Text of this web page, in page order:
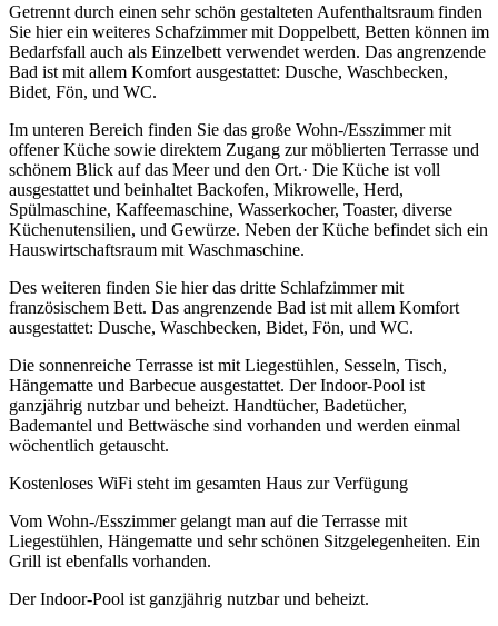
Getrennt durch einen sehr schön gestalteten Aufenthaltsraum finden
Sie hier ein weiteres Schafzimmer mit Doppelbett, Betten können im
Bedarfsfall auch als Einzelbett verwendet werden. Das angrenzende
Bad ist mit allem Komfort ausgestattet: Dusche, Waschbecken,
Bidet, Fön, und WC.
Im unteren Bereich finden Sie das große Wohn-/Esszimmer mit
offener Küche sowie direktem Zugang zur möblierten Terrasse und
schönem Blick auf das Meer und den Ort.· Die Küche ist voll
ausgestattet und beinhaltet Backofen, Mikrowelle, Herd,
Spülmaschine, Kaffeemaschine, Wasserkocher, Toaster, diverse
Küchenutensilien, und Gewürze. Neben der Küche befindet sich ein
Hauswirtschaftsraum mit Waschmaschine.
Des weiteren finden Sie hier das dritte Schlafzimmer mit
französischem Bett. Das angrenzende Bad ist mit allem Komfort
ausgestattet: Dusche, Waschbecken, Bidet, Fön, und WC.
Die sonnenreiche Terrasse ist mit Liegestühlen, Sesseln, Tisch,
Hängematte und Barbecue ausgestattet. Der Indoor-Pool ist
ganzjährig nutzbar und beheizt. Handtücher, Badetücher,
Bademantel und Bettwäsche sind vorhanden und werden einmal
wöchentlich getauscht.
Kostenloses WiFi steht im gesamten Haus zur Verfügung
Vom Wohn-/Esszimmer gelangt man auf die Terrasse mit
Liegestühlen, Hängematte und sehr schönen Sitzgelegenheiten. Ein
Grill ist ebenfalls vorhanden.
Der Indoor-Pool ist ganzjährig nutzbar und beheizt.